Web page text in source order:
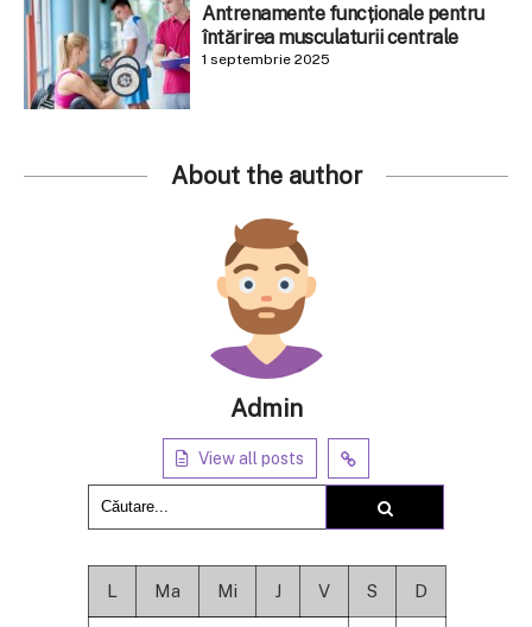
Antrenamente funcționale pentru
întărirea musculaturii centrale
1 septembrie 2025
About the author
Admin
View all posts
L Ma Mi J V S D